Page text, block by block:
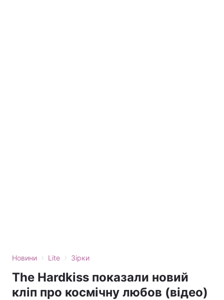
Новини › Lite › Зірки
The Hardkiss показали новий
кліп про космічну любов (відео)